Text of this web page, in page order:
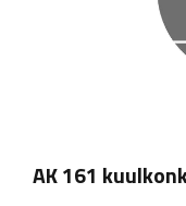
AK 161